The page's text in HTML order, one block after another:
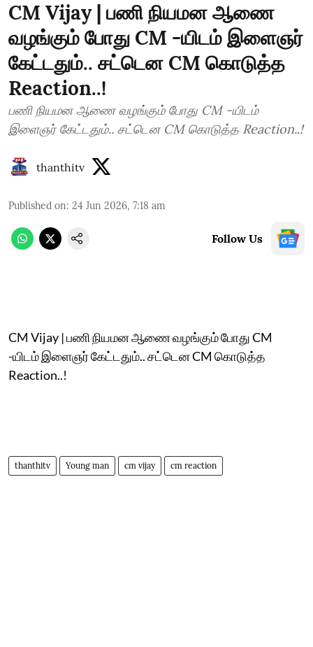
CM Vijay | பணி நியமன ஆணை
வழங்கும் போது CM -யிடம் இளைஞர்
கேட்டதும்.. சட்டென CM கொடுத்த
Reaction..!
பணி நியமன ஆணை வழங்கும் போது CM -யிடம்
இளைஞர் கேட்டதும்.. சட்டென CM கொடுத்த Reaction..!
thanthitv
Published on: 24 Jun 2026, 7:18 am
Follow Us
CM Vijay | பணி நியமன ஆணை வழங்கும் போது CM
-யிடம் இளைஞர் கேட்டதும்.. சட்டென CM கொடுத்த
Reaction..!
thanthitv Young man cm vijay cm reaction